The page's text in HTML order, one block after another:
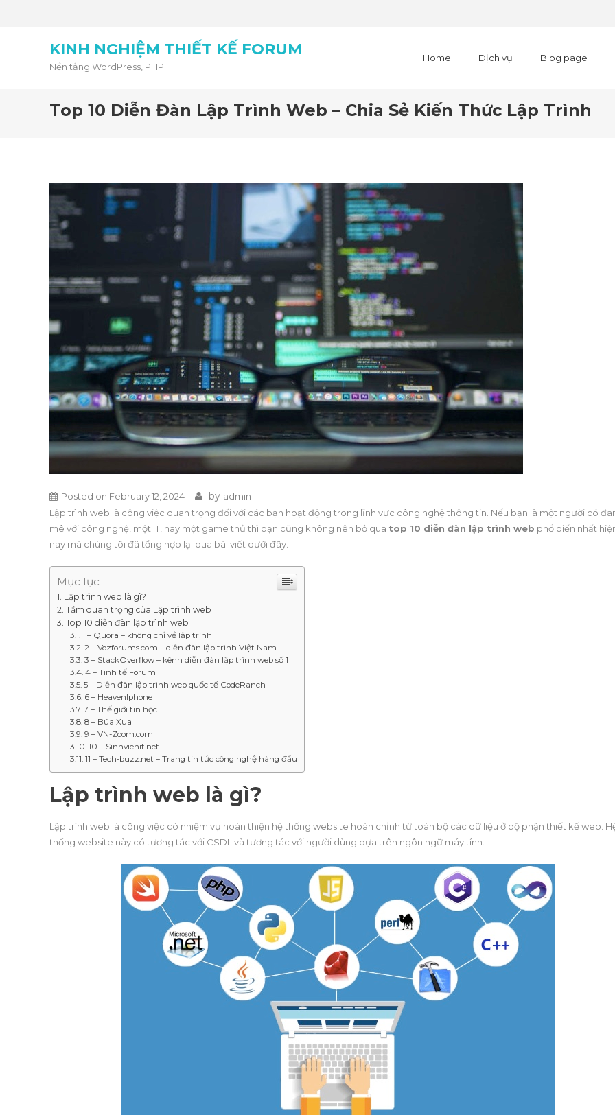
KINH NGHIỆM THIẾT KẾ FORUM
Nền tảng WordPress, PHP
Home Dịch vụ Blog page
Top 10 Diễn Đàn Lập Trình Web – Chia Sẻ Kiến Thức Lập Trình
Posted on February 12, 2024 by admin
Lập trình web là công việc quan trọng đối với các bạn hoạt động trong lĩnh vực công nghệ thông tin. Nếu bạn là một người có
mê với công nghệ, một IT, hay một game thủ thì bạn cũng không nên bỏ qua top 10 diễn đàn lập trình web phổ biến nhất
nay mà chúng tôi đã tổng hợp lại qua bài viết dưới đây.
Mục lục
Lập trình web là gì?
Tầm quan trọng của Lập trình web
Top 10 diễn đàn lập trình web
1 – Quora – không chỉ về lập trình
2 – Vozforums.com – diễn đàn lập trình Việt Nam
3 – StackOverflow – kênh diễn đàn lập trình web số 1
4 – Tinh tế Forum
5 – Diễn đàn lập trình web quốc tế CodeRanch
6 – HeavenIphone
7 – Thế giới tin học
8 – Búa Xua
9 – VN-Zoom.com
10 – Sinhvienit.net
11 – Tech-buzz.net – Trang tin tức công nghệ hàng đầu
Lập trình web là gì?
Lập trình web là công việc có nhiệm vụ hoàn thiện hệ thống website hoàn chỉnh từ toàn bộ các dữ liệu ở bộ phận thiết kế web.
thống website này có tương tác với CSDL và tương tác với người dùng dựa trên ngôn ngữ máy tính.